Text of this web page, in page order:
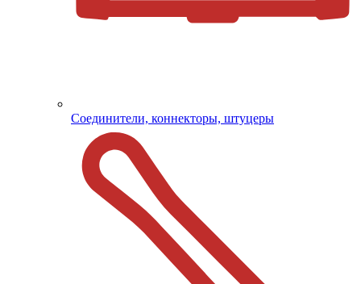
Соединители, коннекторы, штуцеры